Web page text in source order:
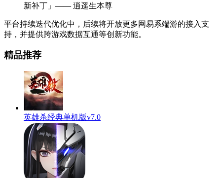
新补丁」—— 逍遥生本尊
平台持续迭代优化中，后续将开放更多网易系端游的接入支
持，并提供跨游戏数据互通等创新功能。
精品推荐
英雄杀经典单机版v7.0